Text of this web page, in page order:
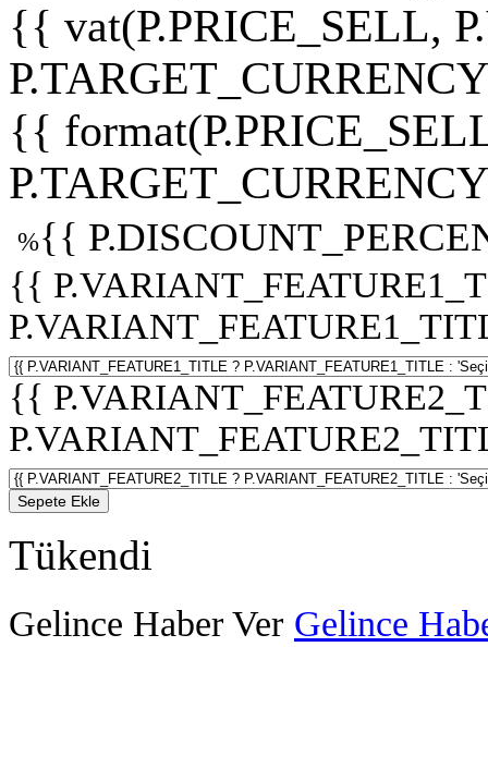
{{ vat(P.PRICE_SELL,
{{
%{{
{{
{{
Sepete Ekle
Tükendi
Gelince Haber Ver Gelince